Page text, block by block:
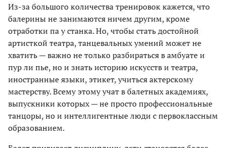
Из-за большого количества тренировок кажется, что
балерины не занимаются ничем другим, кроме
отработки па у станка. Но, чтобы стать достойной
артисткой театра, танцевальных умений может не
хватить — важно не только разбираться в амбуате и
пур ли пье, но и знать историю искусств и театра,
иностранные языки, этикет, учиться актерскому
мастерству. Всему этому учат в балетных академиях,
выпускники которых — не просто профессиональные
танцоры, но и интеллигентные люди с первоклассным
образованием.